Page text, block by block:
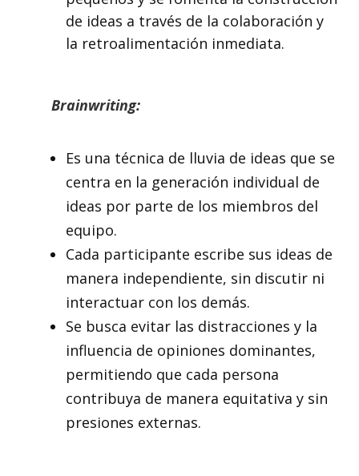
de ideas a través de la colaboración y
la retroalimentación inmediata.
Brainwriting:
Es una técnica de lluvia de ideas que se
centra en la generación individual de
ideas por parte de los miembros del
equipo.
Cada participante escribe sus ideas de
manera independiente, sin discutir ni
interactuar con los demás.
Se busca evitar las distracciones y la
influencia de opiniones dominantes,
permitiendo que cada persona
contribuya de manera equitativa y sin
presiones externas.